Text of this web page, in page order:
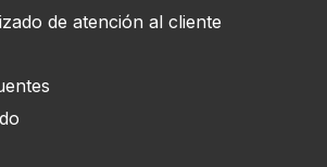
de atención al cliente